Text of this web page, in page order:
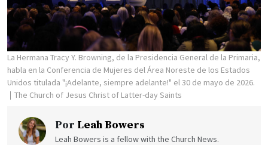
La Hermana Tracy Y. Browning, de la Presidencia General de la Primaria,
habla en la Conferencia de Mujeres del Área Noreste de los Estados
Unidos titulada "¡Adelante, siempre adelante!" el 30 de mayo de 2026.
The Church of Jesus Christ of Latter-day Saints
Por Leah Bowers
Leah Bowers is a fellow with the Church News.